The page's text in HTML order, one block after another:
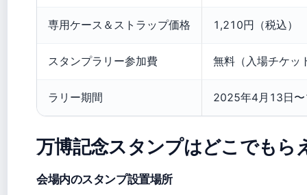
専用ケース＆ストラップ価格 1,210円（税込）
スタンプラリー参加費 無料（入場チケッ
ラリー期間 2025年4月13日
万博記念スタンプはどこでもら
会場内のスタンプ設置場所